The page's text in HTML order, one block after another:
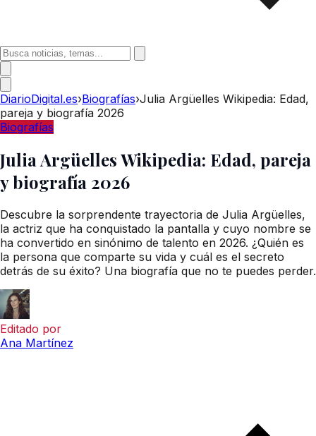
DiarioDigital.es›Biografías›Julia Argüelles Wikipedia: Edad,
pareja y biografía 2026
Biografías
Julia Argüelles Wikipedia: Edad, pareja
y biografía 2026
Descubre la sorprendente trayectoria de Julia Argüelles,
la actriz que ha conquistado la pantalla y cuyo nombre se
ha convertido en sinónimo de talento en 2026. ¿Quién es
la persona que comparte su vida y cuál es el secreto
detrás de su éxito? Una biografía que no te puedes perder.
Editado por
Ana Martínez